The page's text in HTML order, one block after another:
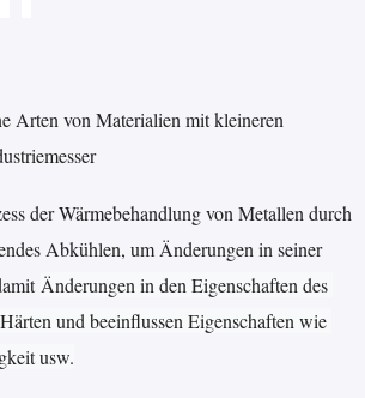
Arten von Materialien mit kleineren
der Wärmebehandlung von Metallen durch
Abkühlen, um Änderungen in seiner
Änderungen in den Eigenschaften des
usw.